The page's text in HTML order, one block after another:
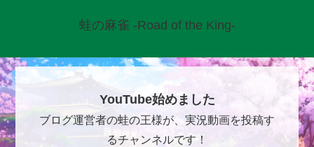
蛙の麻雀 -Road of the King-
YouTube始めました
ブログ運営者の蛙の王様が、実況動画を投稿す
るチャンネルです！